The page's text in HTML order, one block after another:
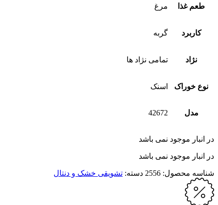
طعم غذا مرغ
کاربرد گربه
نژاد تمامی نژاد ها
نوع خوراک اسنک
مدل 42672
در انبار موجود نمی باشد
در انبار موجود نمی باشد
شناسه محصول: 2556 دسته: تشویقی خشک و دنتال